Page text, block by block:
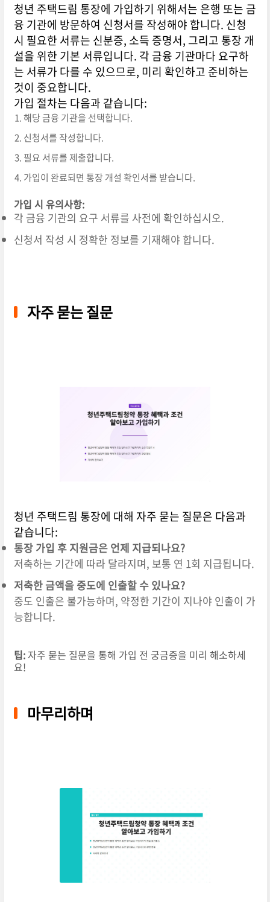
청년 주택드림 통장에 가입하기 위해서는 은행 또는 금
융 기관에 방문하여 신청서를 작성해야 합니다. 신청
시 필요한 서류는 신분증, 소득 증명서, 그리고 통장 개
설을 위한 기본 서류입니다. 각 금융 기관마다 요구하
는 서류가 다를 수 있으므로, 미리 확인하고 준비하는
것이 중요합니다.
가입 절차는 다음과 같습니다:
해당 금융 기관을 선택합니다.
신청서를 작성합니다.
필요 서류를 제출합니다.
가입이 완료되면 통장 개설 확인서를 받습니다.
가입 시 유의사항:
각 금융 기관의 요구 서류를 사전에 확인하십시오.
신청서 작성 시 정확한 정보를 기재해야 합니다.
자주 묻는 질문
청년 주택드림 통장에 대해 자주 묻는 질문은 다음과
같습니다:
통장 가입 후 지원금은 언제 지급되나요?
저축하는 기간에 따라 달라지며, 보통 연 1회 지급됩니다.
저축한 금액을 중도에 인출할 수 있나요?
중도 인출은 불가능하며, 약정한 기간이 지나야 인출이 가
능합니다.
팁:자주 묻는 질문을 통해 가입 전 궁금증을 미리 해소하세
요!
마무리하며